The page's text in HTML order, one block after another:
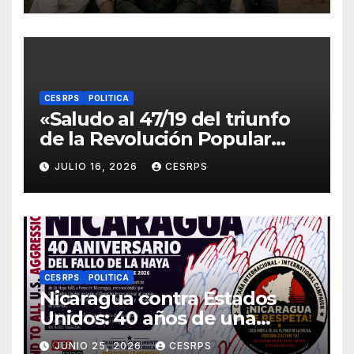
compañeros
internacionalistas.
CES RPS POLITICA
«Saludo al 47/19 del triunfo
de la Revolución Popular
Sandinista : Siempre + allá!»
JULIO 16, 2026 CESRPS
CES RPS POLITICA
Nicaragua contra Estados
Unidos: 40 años de una
sentencia histórica que sigue
JUNIO 25, 2026 CESRPS